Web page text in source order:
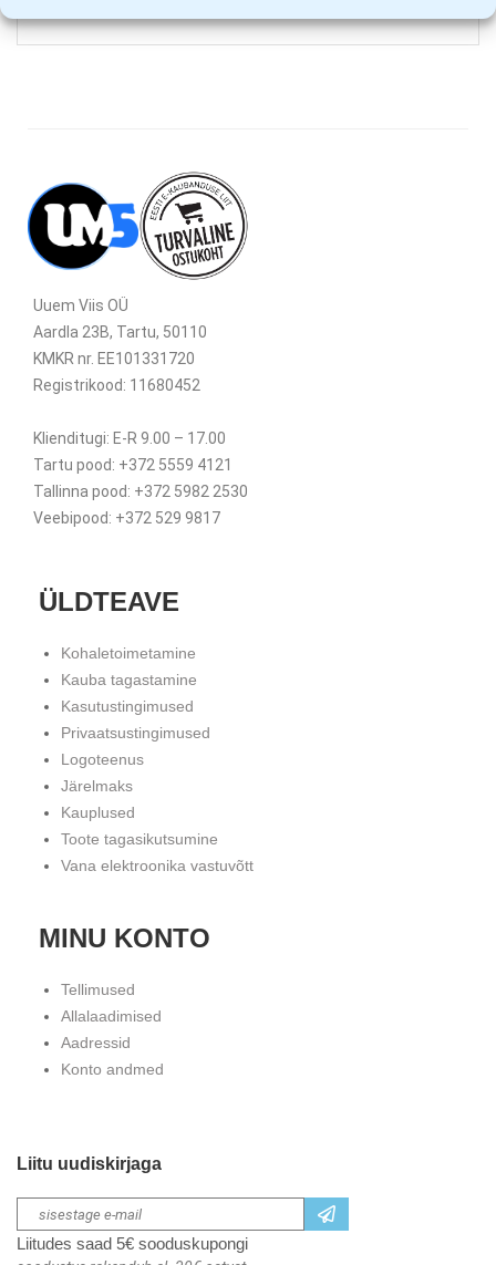
Uuem Viis OÜ
Aardla 23B, Tartu, 50110
KMKR nr. EE101331720
Registrikood: 11680452
Klienditugi: E-R 9.00 – 17.00
Tartu pood: +372 5559 4121
Tallinna pood: +372 5982 2530
Veebipood: +372 529 9817
ÜLDTEAVE
Kohaletoimetamine
Kauba tagastamine
Kasutustingimused
Privaatsustingimused
Logoteenus
Järelmaks
Kauplused
Toote tagasikutsumine
Vana elektroonika vastuvõtt
MINU KONTO
Tellimused
Allalaadimised
Aadressid
Konto andmed
Liitu uudiskirjaga
Liitudes saad 5€ sooduskupongi